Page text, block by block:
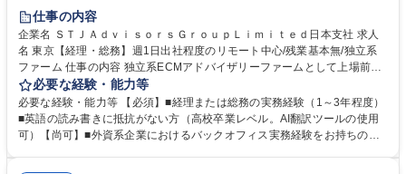
仕事の内容
企業名 ＳＴＪＡｄｖｉｓｏｒｓＧｒｏｕｐＬｉｍｉｔｅｄ日本支社 求人
名 東京【経理・総務】週1日出社程度のリモート中心/残業基本無/独立系
ファーム 仕事の内容 独立系ECMアドバイザリーファームとして上場前後
の資本市場戦略を設計する当社にて経理・総務をお任せします。基礎的な
バックオフィス業務からスタートし組織を支える専任担当として広く活躍
できる環境です。 ■日常経理、月次および年次決算サポート業務 ■本国
（グローバル）との英文メール対応（AI翻訳ツール等を使用しての対応で
必要な経験・能力等
必要な経験・能力等 【必須】■経理または総務の実務経験（1～3年程度）
■英語の読み書きに抵抗がない方（高校卒業レベル。AI翻訳ツールの使用
可）【尚可】■外資系企業におけるバックオフィス実務経験をお持ちの方